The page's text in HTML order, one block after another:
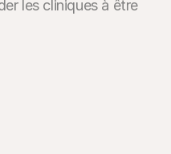
et les mises à
les cliniques à être